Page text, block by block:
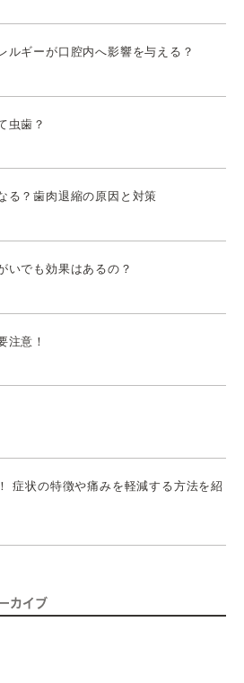
ルギーが口腔内へ影響を与える？
虫歯？
る？歯肉退縮の原因と対策
いでも効果はあるの？
注意！
症状の特徴や痛みを軽減する方法を紹
カイブ